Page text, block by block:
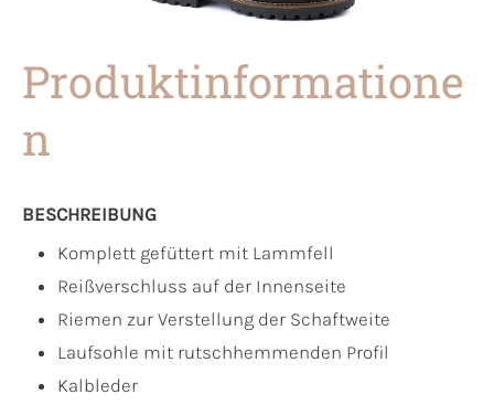
Produktinformatione
n
BESCHREIBUNG
Komplett gefüttert mit Lammfell
Reißverschluss auf der Innenseite
Riemen zur Verstellung der Schaftweite
Laufsohle mit rutschhemmenden Profil
Kalbleder